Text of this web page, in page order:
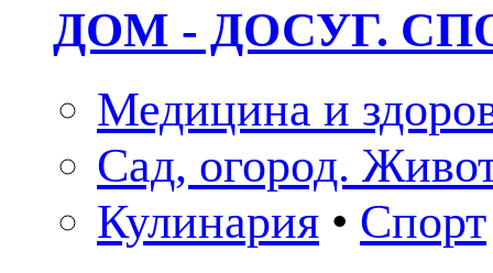
ДОМ - ДОСУГ.
Медицина и
Сад, огород.
Кулинария • Спорт